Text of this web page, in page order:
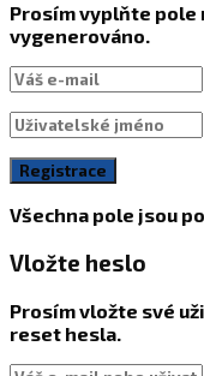
Prosím vyplňte pole
vygenerováno.
Všechna pole jsou
Vložte heslo
Prosím vložte své
reset hesla.